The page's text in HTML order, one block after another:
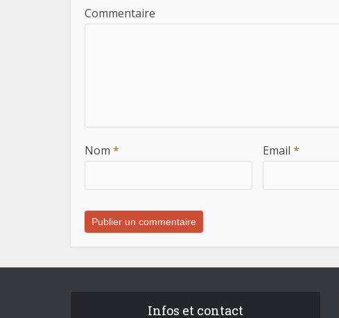
Commentaire
Nom * Email *
Infos et contact